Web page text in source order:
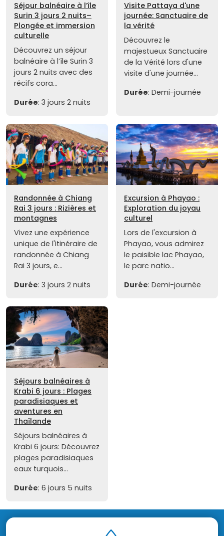
Séjour balnéaire à l’île
Surin 3 jours 2 nuits–
Plongée et immersion
culturelle
Découvrez un séjour
balnéaire à l’île Surin 3
jours 2 nuits avec des
récifs cora...
Durée: 3 jours 2 nuits
Visite Pattaya d'une
journée: Sanctuaire de
la vérité
Découvrez le
majestueux Sanctuaire
de la Vérité lors d'une
visite d'une journée...
Durée: Demi-journée
Randonnée à Chiang
Rai 3 jours : Rizières et
montagnes
Vivez une expérience
unique de l'itinéraire de
randonnée à Chiang
Rai 3 jours, e...
Durée: 3 jours 2 nuits
Excursion à Phayao :
Exploration du joyau
culturel
Lors de l'excursion à
Phayao, vous admirez
le paisible lac Phayao,
le parc natio...
Durée: Demi-journée
Séjours balnéaires à
Krabi 6 jours : Plages
paradisiaques et
aventures en
Thaïlande
Séjours balnéaires à
Krabi 6 jours: Découvrez
plages paradisiaques
eaux turquois...
Durée: 6 jours 5 nuits